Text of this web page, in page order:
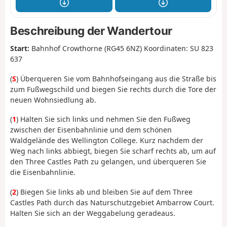
Beschreibung der Wandertour
Start: Bahnhof Crowthorne (RG45 6NZ) Koordinaten: SU 823
637
(S) Überqueren Sie vom Bahnhofseingang aus die Straße bis
zum Fußwegschild und biegen Sie rechts durch die Tore der
neuen Wohnsiedlung ab.
(1) Halten Sie sich links und nehmen Sie den Fußweg
zwischen der Eisenbahnlinie und dem schönen
Waldgelände des Wellington College. Kurz nachdem der
Weg nach links abbiegt, biegen Sie scharf rechts ab, um auf
den Three Castles Path zu gelangen, und überqueren Sie
die Eisenbahnlinie.
(2) Biegen Sie links ab und bleiben Sie auf dem Three
Castles Path durch das Naturschutzgebiet Ambarrow Court.
Halten Sie sich an der Weggabelung geradeaus.